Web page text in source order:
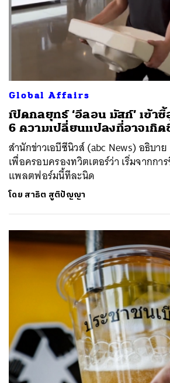
Global Affairs
เปิดกลยุทธ์ ‘อีลอน มัสก์’ เข้า
6 ความเปลี่ยนแปลงที่อาจเกิ
สำนักข่าวเอบีซีนิวส์ (abc News) อธิบา
เพื่อครอบครองทวิตเตอร์ว่า เริ่มจากกา
แพลตฟอร์มนี้ทีละนิด
โดย สาธิต สูติปัญญา
SHARE TWEET LINE